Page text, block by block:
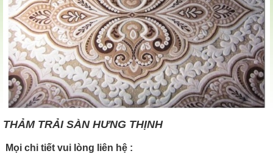
THẢM TRẢI SÀN HƯNG THỊNH
Mọi chi tiết vui lòng liên hệ :